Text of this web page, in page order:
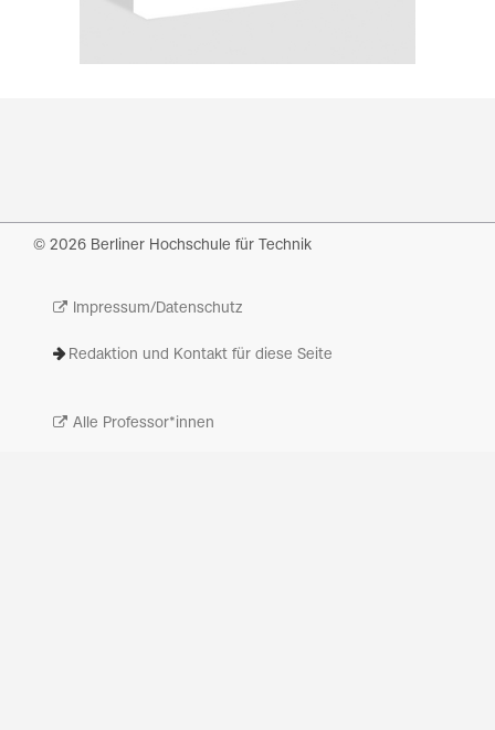
© 2026 Berliner Hochschule für Technik
Impressum/Datenschutz
Redaktion und Kontakt für diese Seite
Alle Professor*innen